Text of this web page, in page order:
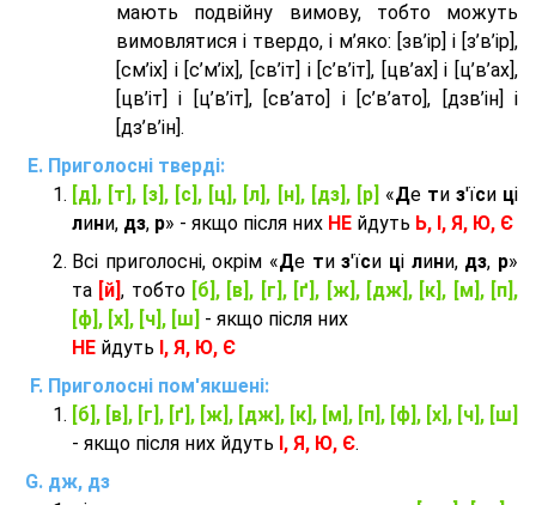
мають подвійну вимову, тобто можуть
вимовлятися і твердо, і м’яко: [зв’ір] і [з’в’ір],
[см’іх] і [с’м’іх], [св’іт] і [с’в’іт], [цв’ах] і [ц’в’ах],
[цв’іт] і [ц’в’іт], [св’ато] і [с’в’ато], [дзв’iн] і
[дз’в’iн].
Приголосні тверді:
[д], [т], [з], [с], [ц], [л], [н], [дз], [р] «Де ти з'їси ці
лини, дз, р» - якщо після них НЕ йдуть Ь, І, Я, Ю, Є
Всі приголосні, окрім «Де тиз'їси ці лини, дз, р»
та [й], тобто [б], [в], [г], [ґ], [ж], [дж], [к], [м], [п],
[ф], [х], [ч], [ш] - якщо після них
НЕ йдуть І, Я, Ю, Є
Приголосні пом'якшені:
[б], [в], [г], [ґ], [ж], [дж], [к], [м], [п], [ф], [х], [ч], [ш]
- якщо після них йдуть І, Я, Ю, Є.
дж, дз